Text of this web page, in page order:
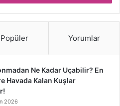
Popüler Yorumlar
Ne Kadar Uçabilir? En
Havada Kalan Kuşlar
2026